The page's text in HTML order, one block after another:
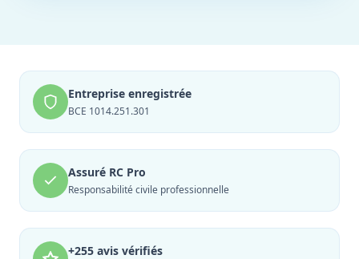
Entreprise enregistrée
BCE 1014.251.301
Assuré RC Pro
Responsabilité civile professionnelle
+255 avis vérifiés